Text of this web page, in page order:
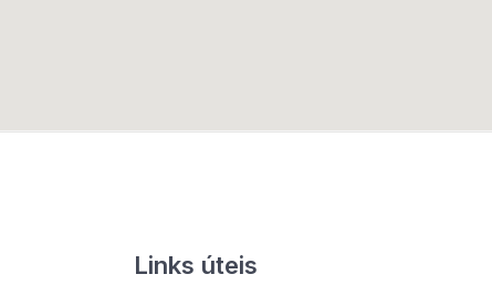
Links úteis